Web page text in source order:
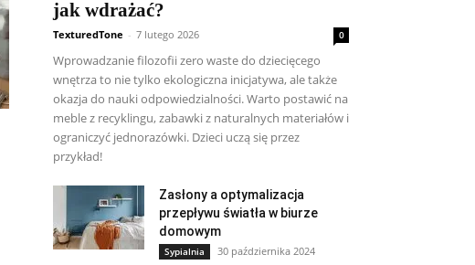
jak wdrażać?
TexturedTone - 7 lutego 2026 0
Wprowadzanie filozofii zero waste do dziecięcego
wnętrza to nie tylko ekologiczna inicjatywa, ale także
okazja do nauki odpowiedzialności. Warto postawić na
meble z recyklingu, zabawki z naturalnych materiałów i
ograniczyć jednorazówki. Dzieci uczą się przez
przykład!
Zasłony a optymalizacja
przepływu światła w biurze
domowym
Sypialnia 30 października 2024